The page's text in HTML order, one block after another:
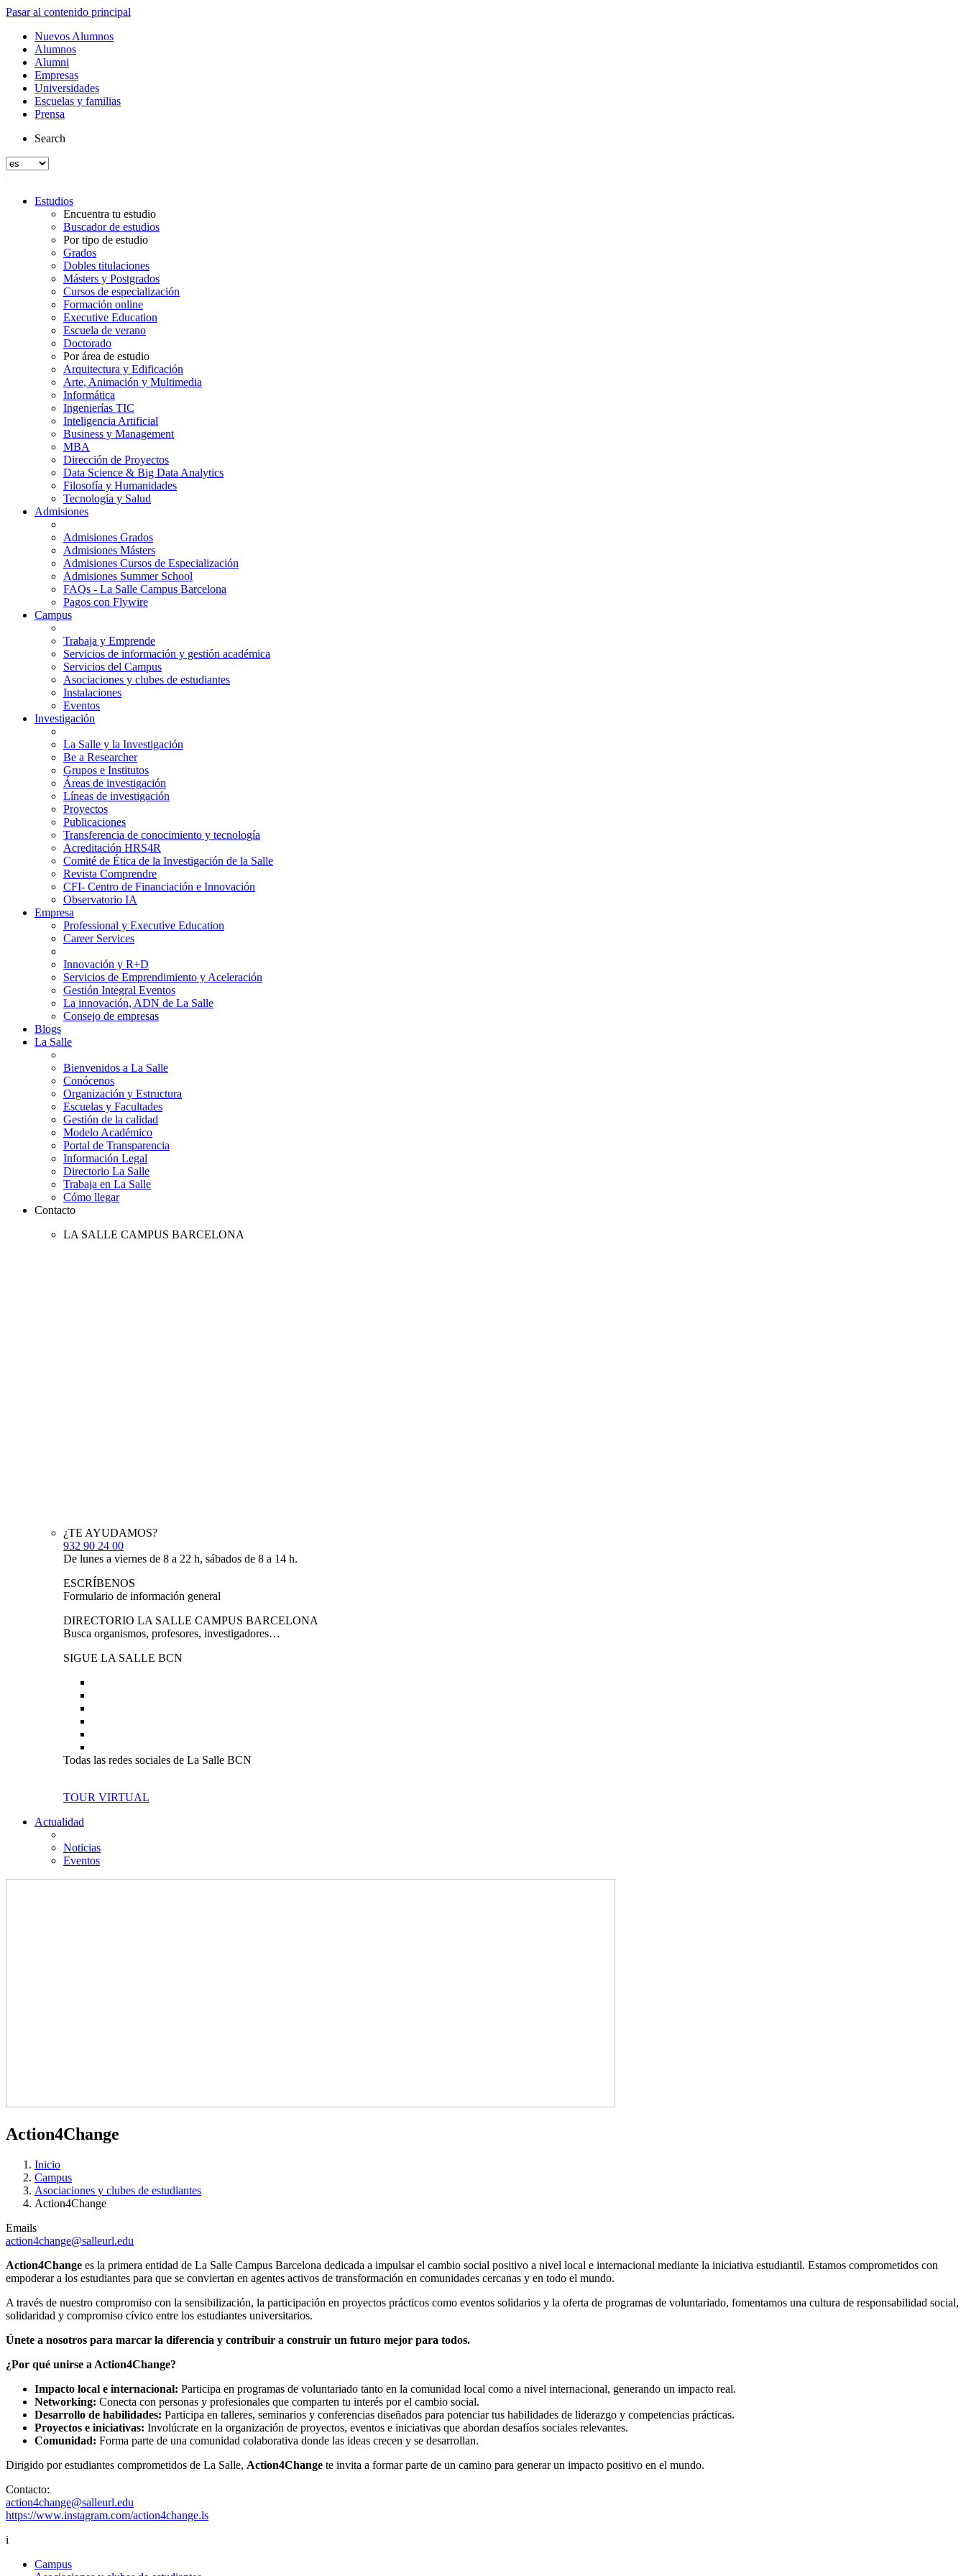
Pasar al contenido principal
Nuevos Alumnos
Alumnos
Alumni
Empresas
Universidades
Escuelas y familias
Prensa
Search
Estudios
Encuentra tu estudio
Buscador de estudios
Por tipo de estudio
Grados
Dobles titulaciones
Másters y Postgrados
Cursos de especialización
Formación online
Executive Education
Escuela de verano
Doctorado
Por área de estudio
Arquitectura y Edificación
Arte, Animación y Multimedia
Informática
Ingenierías TIC
Inteligencia Artificial
Business y Management
MBA
Dirección de Proyectos
Data Science & Big Data Analytics
Filosofía y Humanidades
Tecnología y Salud
Admisiones
Admisiones Grados
Admisiones Másters
Admisiones Cursos de Especialización
Admisiones Summer School
FAQs - La Salle Campus Barcelona
Pagos con Flywire
Campus
Trabaja y Emprende
Servicios de información y gestión académica
Servicios del Campus
Asociaciones y clubes de estudiantes
Instalaciones
Eventos
Investigación
La Salle y la Investigación
Be a Researcher
Grupos e Institutos
Áreas de investigación
Líneas de investigación
Proyectos
Publicaciones
Transferencia de conocimiento y tecnología
Acreditación HRS4R
Comité de Ética de la Investigación de la Salle
Revista Comprendre
CFI- Centro de Financiación e Innovación
Observatorio IA
Empresa
Professional y Executive Education
Career Services
Innovación y R+D
Servicios de Emprendimiento y Aceleración
Gestión Integral Eventos
La innovación, ADN de La Salle
Consejo de empresas
Blogs
La Salle
Bienvenidos a La Salle
Conócenos
Organización y Estructura
Escuelas y Facultades
Gestión de la calidad
Modelo Académico
Portal de Transparencia
Información Legal
Directorio La Salle
Trabaja en La Salle
Cómo llegar
Contacto
LA SALLE CAMPUS BARCELONA
¿TE AYUDAMOS?
932 90 24 00
De lunes a viernes de 8 a 22 h, sábados de 8 a 14 h.
ESCRÍBENOS
Formulario de información general
DIRECTORIO LA SALLE CAMPUS BARCELONA
Busca organismos, profesores, investigadores…
SIGUE LA SALLE BCN
Todas las redes sociales de La Salle BCN
TOUR VIRTUAL
Actualidad
Noticias
Eventos
Action4Change
Inicio
Campus
Asociaciones y clubes de estudiantes
Action4Change
Emails
action4change@salleurl.edu
Action4Change es la primera entidad de La Salle Campus Barcelona dedicada a impulsar el cambio social positivo a nivel local e internacional mediante la iniciativa estudiantil. Estamos comprometidos con
empoderar a los estudiantes para que se conviertan en agentes activos de transformación en comunidades cercanas y en todo el mundo.
A través de nuestro compromiso con la sensibilización, la participación en proyectos prácticos como eventos solidarios y la oferta de programas de voluntariado, fomentamos una cultura de responsabilidad social,
solidaridad y compromiso cívico entre los estudiantes universitarios.
Únete a nosotros para marcar la diferencia y contribuir a construir un futuro mejor para todos.
¿Por qué unirse a Action4Change?
Impacto local e internacional: Participa en programas de voluntariado tanto en la comunidad local como a nivel internacional, generando un impacto real.
Networking: Conecta con personas y profesionales que comparten tu interés por el cambio social.
Desarrollo de habilidades: Participa en talleres, seminarios y conferencias diseñados para potenciar tus habilidades de liderazgo y competencias prácticas.
Proyectos e iniciativas: Involúcrate en la organización de proyectos, eventos e iniciativas que abordan desafíos sociales relevantes.
Comunidad: Forma parte de una comunidad colaborativa donde las ideas crecen y se desarrollan.
Dirigido por estudiantes comprometidos de La Salle, Action4Change te invita a formar parte de un camino para generar un impacto positivo en el mundo.
Contacto:
action4change@salleurl.edu
https://www.instagram.com/action4change.ls
i
Campus